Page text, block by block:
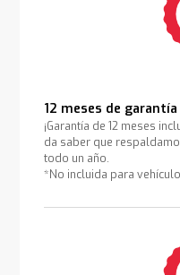
12 meses de garantía
¡Garantía de 12 meses
da saber que
todo un año.
*No incluida para